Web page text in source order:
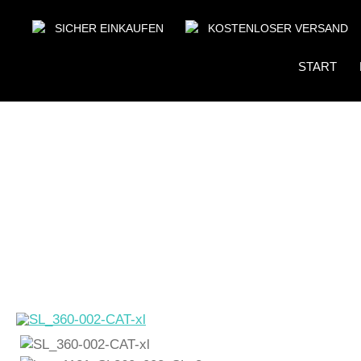
SICHER EINKAUFEN KOSTENLOSER VERSAND
START